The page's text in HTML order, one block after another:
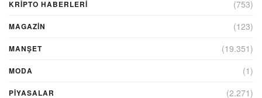
KRIPTO HABERLERI (753)
MAGAZİN (123)
MANŞET (19.351)
MODA (1)
PİYASALAR (2.271)